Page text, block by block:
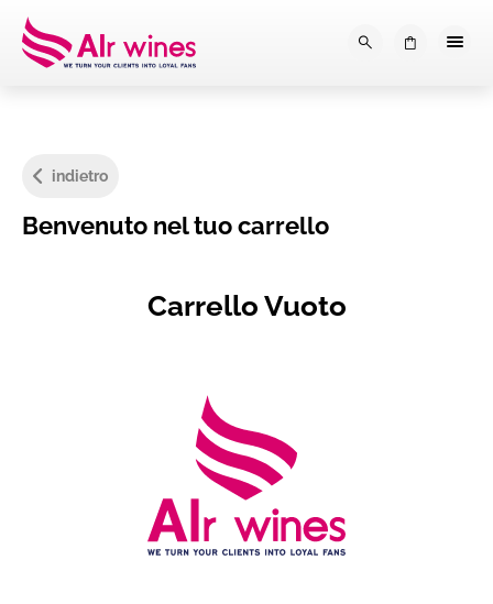
Dalla loro vendemmia, alla
indietro
Benvenuto nel tuo carrello
Carrello Vuoto